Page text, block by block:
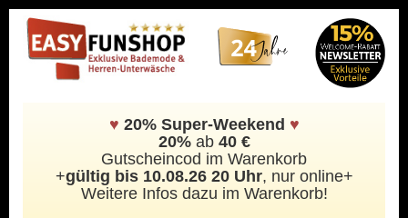
♥ 20% Super-Weekend ♥
20%ab 40 €
Gutscheincod im Warenkorb
+gültig bis 10.08.26 20 Uhr, nur online+
Weitere Infos dazu im Warenkorb!